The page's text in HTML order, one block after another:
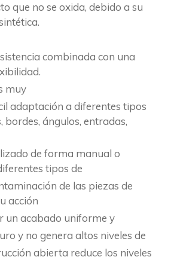
que no se oxida, debido a su
combinada con una
muy
adaptación a diferentes tipos
bordes, ángulos, entradas,
de forma manual o
tipos de
de las piezas de
acción
un acabado uniforme y
y no genera altos niveles de
abierta reduce los niveles